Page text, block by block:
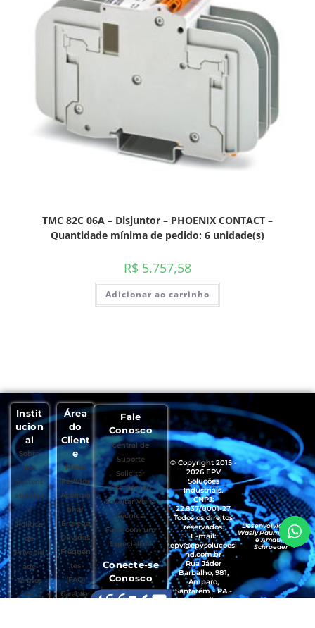
TMC 82C 06A – Disjuntor – PHOENIX CONTACT –
Quantidade mínima de pedido: 6 unidade(s)
R$ 5.757,58
Adicionar ao carrinho
Instit
ucion
al
Sobre
Nós
Sustent
abilidad
e
Política
de
Privacid
ade
Termos
e
Área
do
Client
e
Meus
Pedidos
Acompa
nhar
Entrega
Dúvidas
Frequen
tes
(FAQ)
Garantias
Fale
Conosco
Central de
Suporte
Solicitar
Orçamento
Solicitar Visita
Técnica
Falar com um
Especialista
Conecte-se
Conosco
© Copyright 2015 -
2026 EPV
Soluções
Industriais.
CNPJ:
22.837/0001-27
Todos os direitos
reservados.
E-mail:
epv@epvsolucoesi
nd.com.br
Rua Jáder
Barbalho, 981,
Amparo,
Santarém - PA -
Brasil
Desenvolvido por
Wasly Paumgartten
e Amaury
Schroeder